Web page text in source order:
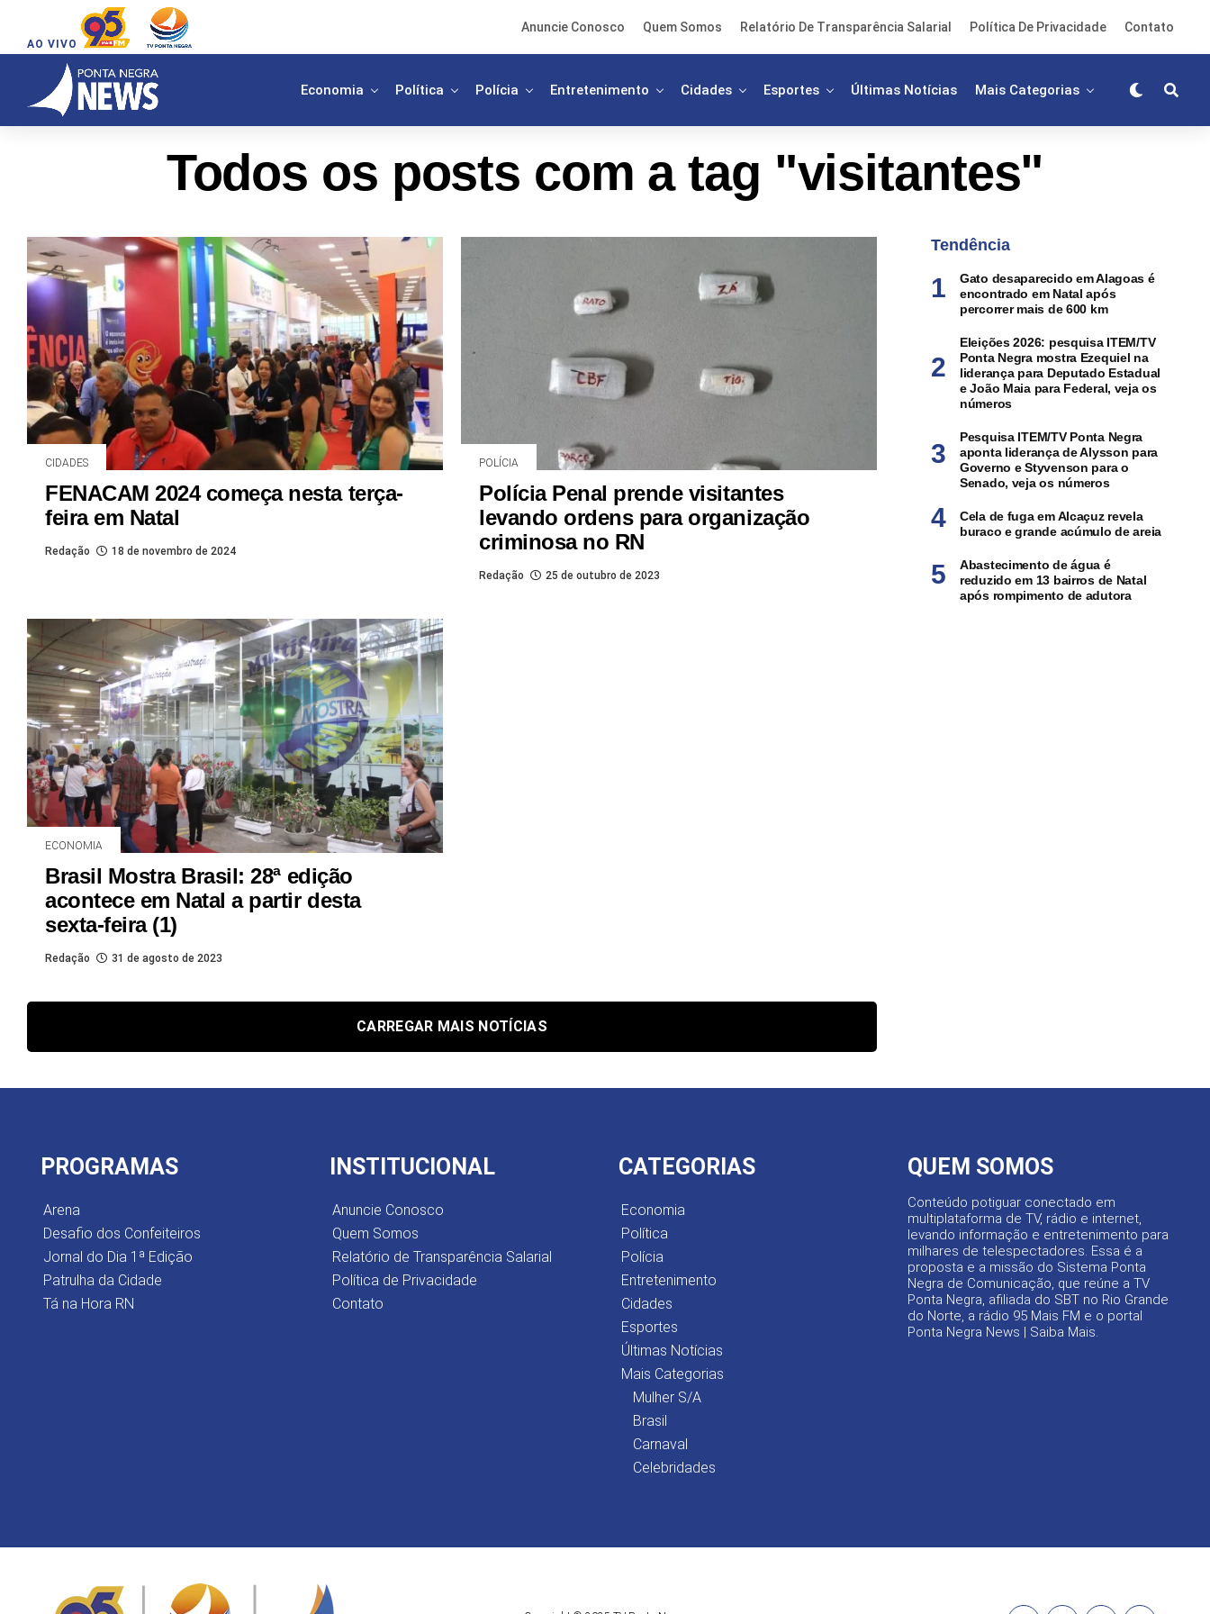
AO VIVO
Anuncie Conosco Quem Somos Relatório De Transparência Salarial Política De Privacidade Contato
Economia Política Polícia Entretenimento Cidades Esportes Últimas Notícias Mais Categorias
Todos os posts com a tag "visitantes"
CIDADES
FENACAM 2024 começa nesta terça-
feira em Natal
Redação 18 de novembro de 2024
POLÍCIA
Polícia Penal prende visitantes
levando ordens para organização
criminosa no RN
Redação 25 de outubro de 2023
ECONOMIA
Brasil Mostra Brasil: 28ª edição
acontece em Natal a partir desta
sexta-feira (1)
Redação 31 de agosto de 2023
CARREGAR MAIS NOTÍCIAS
Tendência
Gato desaparecido em Alagoas é
encontrado em Natal após
percorrer mais de 600 km
Eleições 2026: pesquisa ITEM/TV
Ponta Negra mostra Ezequiel na
liderança para Deputado Estadual
e João Maia para Federal, veja os
números
Pesquisa ITEM/TV Ponta Negra
aponta liderança de Alysson para
Governo e Styvenson para o
Senado, veja os números
Cela de fuga em Alcaçuz revela
buraco e grande acúmulo de areia
Abastecimento de água é
reduzido em 13 bairros de Natal
após rompimento de adutora
PROGRAMAS
Arena
Desafio dos Confeiteiros
Jornal do Dia 1ª Edição
Patrulha da Cidade
Tá na Hora RN
INSTITUCIONAL
Anuncie Conosco
Quem Somos
Relatório de Transparência Salarial
Política de Privacidade
Contato
CATEGORIAS
Economia
Política
Polícia
Entretenimento
Cidades
Esportes
Últimas Notícias
Mais Categorias
Mulher S/A
Brasil
Carnaval
Celebridades
QUEM SOMOS
Conteúdo potiguar conectado em
multiplataforma de TV, rádio e internet,
levando informação e entretenimento para
milhares de telespectadores. Essa é a
proposta e a missão do Sistema Ponta
Negra de Comunicação, que reúne a TV
Ponta Negra, afiliada do SBT no Rio Grande
do Norte, a rádio 95 Mais FM e o portal
Ponta Negra News | Saiba Mais.